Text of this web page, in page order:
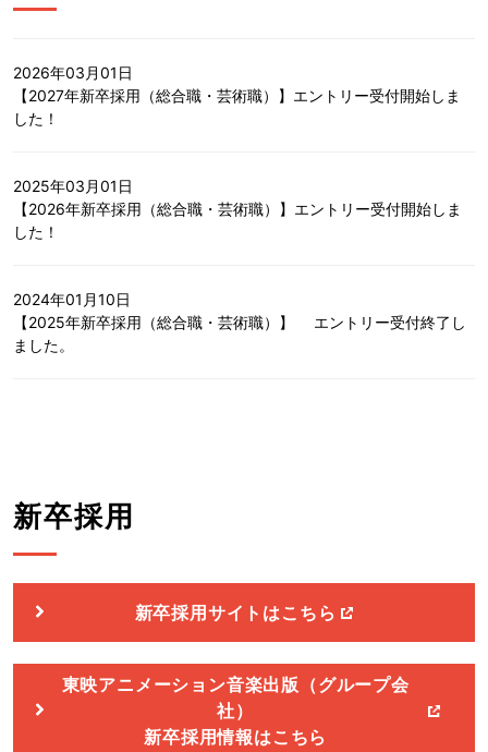
2026年03月01日
【2027年新卒採用（総合職・芸術職）】エントリー受付開始しま
した！
2025年03月01日
【2026年新卒採用（総合職・芸術職）】エントリー受付開始しま
した！
2024年01月10日
【2025年新卒採用（総合職・芸術職）】 エントリー受付終了し
ました。
新卒採用
新卒採用サイトはこちら
東映アニメーション音楽出版（グループ会
社）
新卒採用情報はこちら